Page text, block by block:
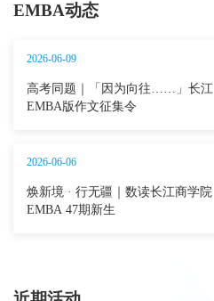
EMBA动态
2026-06-09
高考同题｜「因为向往……」长江
EMBA版作文征集令
2026-06-06
焕新境 · 行无疆｜数读长江商学院
EMBA 47期新生